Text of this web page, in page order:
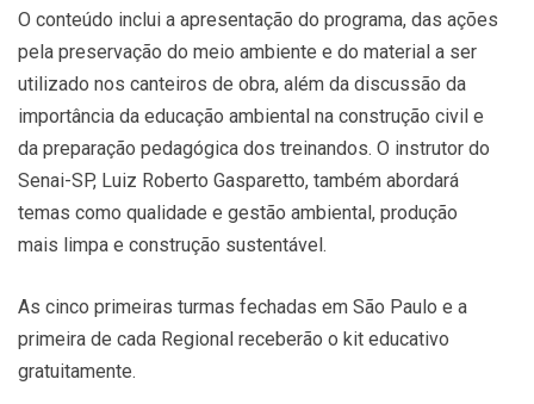
O conteúdo inclui a apresentação do programa, das ações
pela preservação do meio ambiente e do material a ser
utilizado nos canteiros de obra, além da discussão da
importância da educação ambiental na construção civil e
da preparação pedagógica dos treinandos. O instrutor do
Senai-SP, Luiz Roberto Gasparetto, também abordará
temas como qualidade e gestão ambiental, produção
mais limpa e construção sustentável.
As cinco primeiras turmas fechadas em São Paulo e a
primeira de cada Regional receberão o kit educativo
gratuitamente.